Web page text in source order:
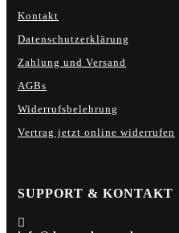
Kontakt
Datenschutzerklärung
Zahlung und Versand
AGBs
Widerrufsbelehrung
Vertrag jetzt online widerrufen
SUPPORT & KONTAKT
